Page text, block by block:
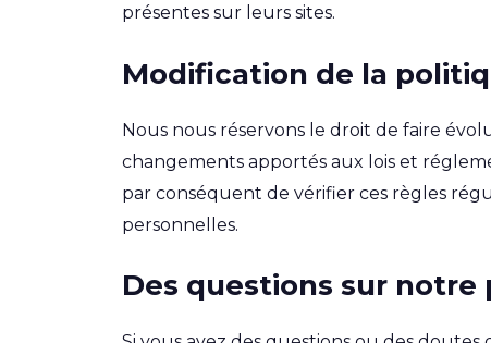
présentes sur leurs sites.
Modification de la
Nous nous réservons le droit de faire
changements apportés aux lois et
par conséquent de vérifier ces règles
personnelles.
Des questions sur